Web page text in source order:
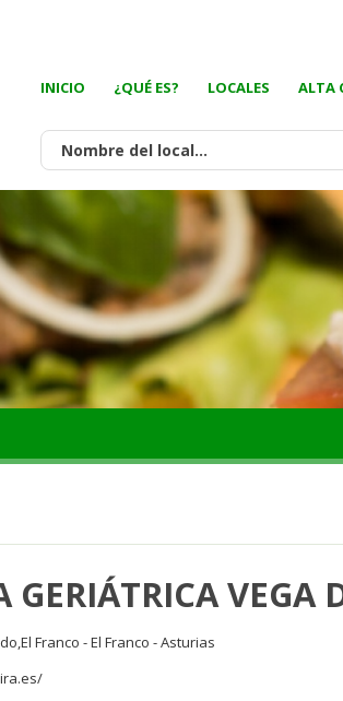
INICIO ¿QUÉ ES? LOCALES ALTA
GERIÁTRICA VEGA
Franco - El Franco - Asturias